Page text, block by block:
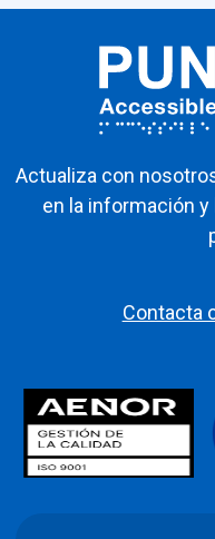
Actualiza con
en la información
Contacta